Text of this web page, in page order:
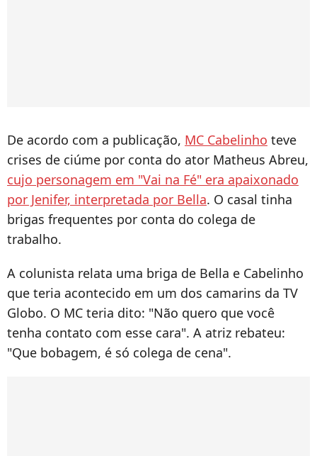
De acordo com a publicação, MC Cabelinho teve
crises de ciúme por conta do ator Matheus Abreu,
cujo personagem em "Vai na Fé" era apaixonado
por Jenifer, interpretada por Bella. O casal tinha
brigas frequentes por conta do colega de
trabalho.
A colunista relata uma briga de Bella e Cabelinho
que teria acontecido em um dos camarins da TV
Globo. O MC teria dito: "Não quero que você
tenha contato com esse cara". A atriz rebateu:
"Que bobagem, é só colega de cena".